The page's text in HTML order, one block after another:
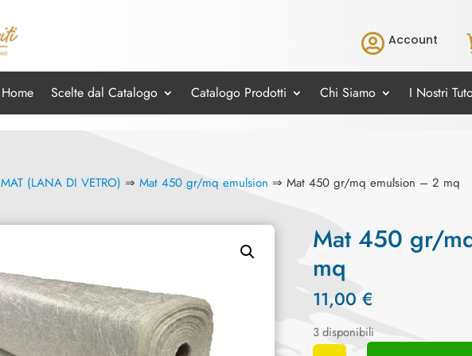
 Account
Home Scelte dal Catalogo Catalogo Prodotti Chi Siamo I Nostri
MAT (LANA DI VETRO) ⇒ Mat 450 gr/mq emulsion ⇒ Mat 450 gr/mq emulsion – 2 mq
Mat 450 gr/
mq
11,00 €
3 disponibili